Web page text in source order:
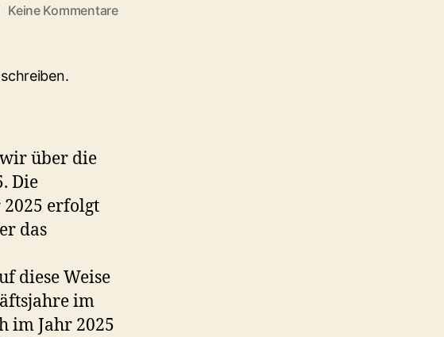
Keine Kommentarezu
über die
Die
2025 erfolgt
das
diese Weise
im
im Jahr 2025